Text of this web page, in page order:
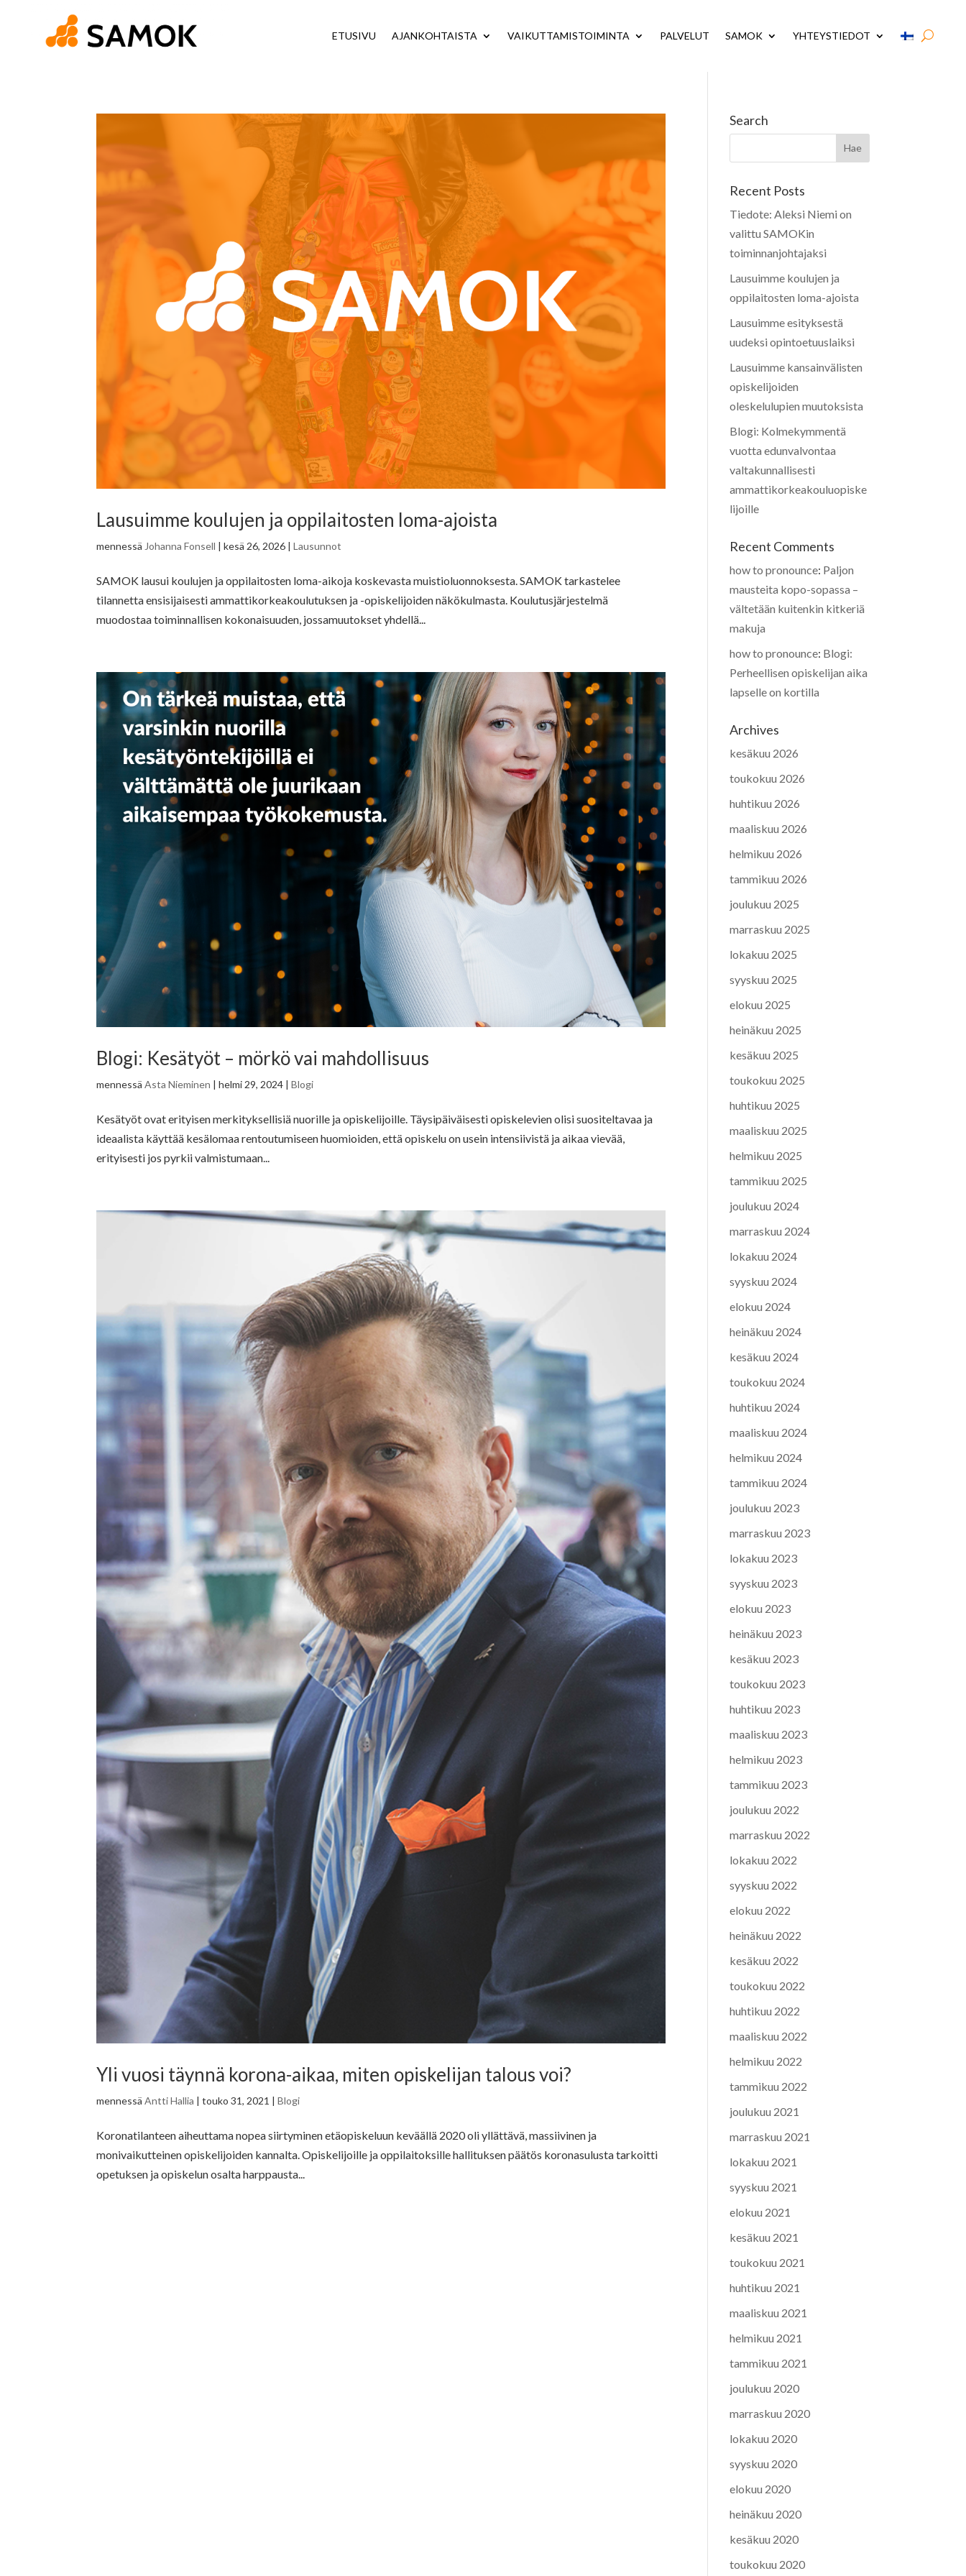
ETUSIVU AJANKOHTAISTA VAIKUTTAMISTOIMINTA PALVELUT SAMOK YHTEYSTIEDOT
Lausuimme koulujen ja oppilaitosten loma-ajoista
mennessä Johanna Fonsell |kesä 26, 2026 |Lausunnot
SAMOK lausui koulujen ja oppilaitosten loma-aikoja koskevasta muistioluonnoksesta. SAMOK tarkastelee
tilannetta ensisijaisesti ammattikorkeakoulutuksen ja -opiskelijoiden näkökulmasta. Koulutusjärjestelmä
muodostaa toiminnallisen kokonaisuuden, jossamuutokset yhdellä...
Blogi: Kesätyöt – mörkö vai mahdollisuus
mennessäAsta Nieminen |helmi 29, 2024 |Blogi
Kesätyöt ovat erityisen merkityksellisiä nuorille ja opiskelijoille. Täysipäiväisesti opiskelevien olisi suositeltavaa ja
ideaalista käyttää kesälomaa rentoutumiseen huomioiden, että opiskelu on usein intensiivistä ja aikaa vievää,
erityisesti jos pyrkii valmistumaan...
Yli vuosi täynnä korona-aikaa, miten opiskelijan talous voi?
mennessäAntti Hallia |touko 31, 2021 |Blogi
Koronatilanteen aiheuttama nopea siirtyminen etäopiskeluun keväällä 2020 oli yllättävä, massiivinen ja
monivaikutteinen opiskelijoiden kannalta. Opiskelijoille ja oppilaitoksille hallituksen päätös koronasulusta tarkoitti
opetuksen ja opiskelun osalta harppausta...
Search
Recent Posts
Tiedote: Aleksi Niemi on
valittu SAMOKin
toiminnanjohtajaksi
Lausuimme koulujen ja
oppilaitosten loma-ajoista
Lausuimme esityksestä
uudeksi opintoetuuslaiksi
Lausuimme kansainvälisten
opiskelijoiden
oleskelulupien muutoksista
Blogi: Kolmekymmentä
vuotta edunvalvontaa
valtakunnallisesti
ammattikorkeakouluopiske
lijoille
Recent Comments
how to pronounce: Paljon
mausteita kopo-sopassa –
vältetään kuitenkin kitkeriä
makuja
how to pronounce: Blogi:
Perheellisen opiskelijan aika
lapselle on kortilla
Archives
kesäkuu 2026
toukokuu 2026
huhtikuu 2026
maaliskuu 2026
helmikuu 2026
tammikuu 2026
joulukuu 2025
marraskuu 2025
lokakuu 2025
syyskuu 2025
elokuu 2025
heinäkuu 2025
kesäkuu 2025
toukokuu 2025
huhtikuu 2025
maaliskuu 2025
helmikuu 2025
tammikuu 2025
joulukuu 2024
marraskuu 2024
lokakuu 2024
syyskuu 2024
elokuu 2024
heinäkuu 2024
kesäkuu 2024
toukokuu 2024
huhtikuu 2024
maaliskuu 2024
helmikuu 2024
tammikuu 2024
joulukuu 2023
marraskuu 2023
lokakuu 2023
syyskuu 2023
elokuu 2023
heinäkuu 2023
kesäkuu 2023
toukokuu 2023
huhtikuu 2023
maaliskuu 2023
helmikuu 2023
tammikuu 2023
joulukuu 2022
marraskuu 2022
lokakuu 2022
syyskuu 2022
elokuu 2022
heinäkuu 2022
kesäkuu 2022
toukokuu 2022
huhtikuu 2022
maaliskuu 2022
helmikuu 2022
tammikuu 2022
joulukuu 2021
marraskuu 2021
lokakuu 2021
syyskuu 2021
elokuu 2021
kesäkuu 2021
toukokuu 2021
huhtikuu 2021
maaliskuu 2021
helmikuu 2021
tammikuu 2021
joulukuu 2020
marraskuu 2020
lokakuu 2020
syyskuu 2020
elokuu 2020
heinäkuu 2020
kesäkuu 2020
toukokuu 2020